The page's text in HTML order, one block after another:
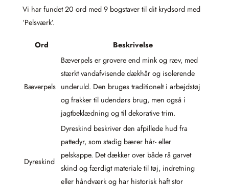
Vi har fundet 20 ord med 9 bogstaver til dit krydsord med
‘Pelsværk’.
Ord Beskrivelse
Bæverpels
Bæverpels er grovere end mink og ræv, med
stærkt vandafvisende dækhår og isolerende
underuld. Den bruges traditionelt i arbejdstøj
og frakker til udendørs brug, men også i
jagtbeklædning og til dekorative trim.
Dyreskind
Dyreskind beskriver den afpillede hud fra
pattedyr, som stadig bærer hår- eller
pelskappe. Det dækker over både rå garvet
skind og færdigt materiale til tøj, indretning
eller håndværk og har historisk haft stor